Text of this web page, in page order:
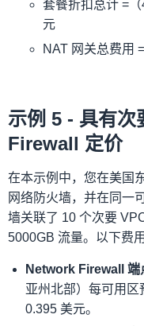
套餐折扣总计 =
元
NAT 网关总费用
示例 5 - 具有
Firewall 定价
在本示例中，您在美国
网络防火墙，并在同一
墙关联了 10 个次要
5000GB 流量。以下费用
Network Firewall 端
亚州北部）每可用
0.395 美元。